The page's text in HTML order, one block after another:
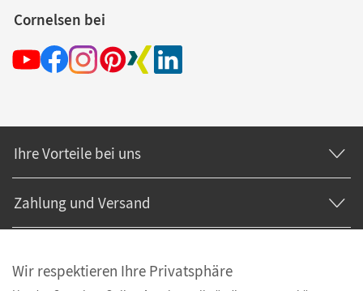
Cornelsen bei
Ihre Vorteile bei uns
Zahlung und Versand
Wir respektieren Ihre Privatsphäre